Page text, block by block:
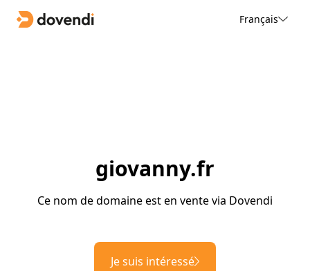
Français
giovanny.fr
Ce nom de domaine est en vente via Dovendi
Je suis intéressé